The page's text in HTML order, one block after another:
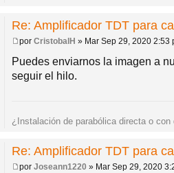
Re: Amplificador TDT para
e
n
s
por CristobalH » Mar Sep 29, 2020 2:53
Puedes enviarnos la imagen a
seguir el hilo.
¿Instalación de parabólica directa o
Re: Amplificador TDT para
por Joseann1220 » Mar Sep 29, 2020